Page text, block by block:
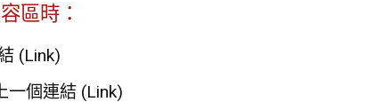
區時：
(Link)
一個連結 (Link)